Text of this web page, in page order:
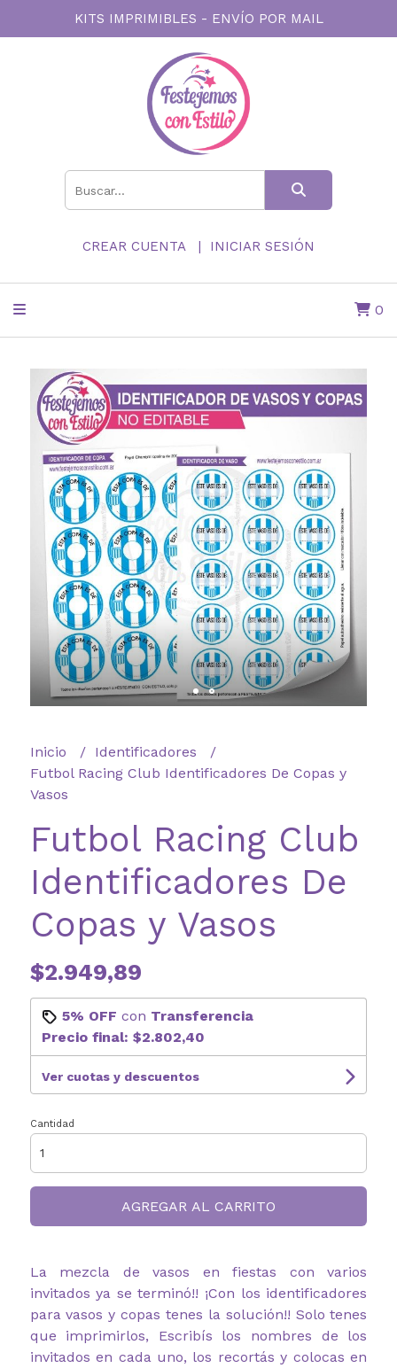
KITS IMPRIMIBLES - ENVÍO POR MAIL
CREAR CUENTA INICIAR SESIÓN
0
Inicio
Identificadores
Futbol Racing Club Identificadores De Copas y
Vasos
Futbol Racing Club
Identificadores De
Copas y Vasos
$2.949,89
5% OFF con Transferencia
Precio final: $2.802,40
Ver cuotas y descuentos
Cantidad
AGREGAR AL CARRITO
La mezcla de vasos en fiestas con varios
invitados ya se terminó!! ¡Con los identificadores
para vasos y copas tenes la solución!! Solo tenes
que imprimirlos, Escribís los nombres de los
invitados en cada uno, los recortás y colocas en